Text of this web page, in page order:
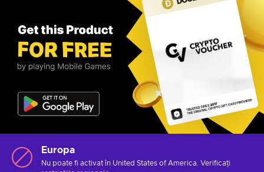
Europa
Nu poate fi activat în United States of America. Verificați